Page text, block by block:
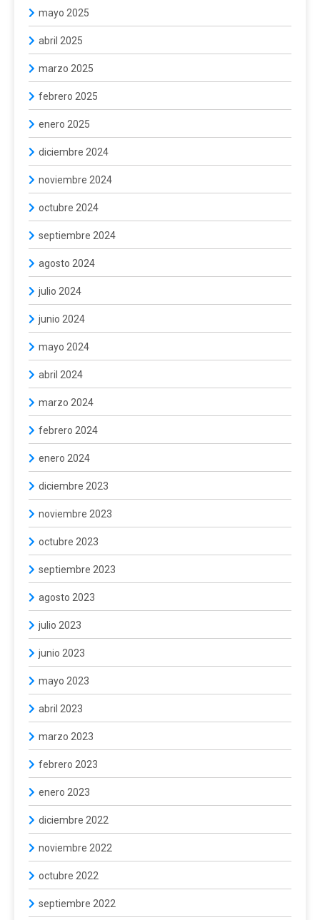
mayo 2025
abril 2025
marzo 2025
febrero 2025
enero 2025
diciembre 2024
noviembre 2024
octubre 2024
septiembre 2024
agosto 2024
julio 2024
junio 2024
mayo 2024
abril 2024
marzo 2024
febrero 2024
enero 2024
diciembre 2023
noviembre 2023
octubre 2023
septiembre 2023
agosto 2023
julio 2023
junio 2023
mayo 2023
abril 2023
marzo 2023
febrero 2023
enero 2023
diciembre 2022
noviembre 2022
octubre 2022
septiembre 2022